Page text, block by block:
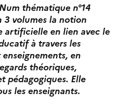
thématique n°14
3 volumesla notion
artificielleen lien avec le
à travers les
en
théoriques,
pédagogiques. Elle
les enseignants.